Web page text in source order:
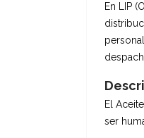
En LIP
El
ser